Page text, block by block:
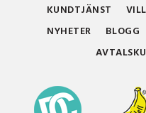
KUNDTJÄNST
NYHETER
BLOGG